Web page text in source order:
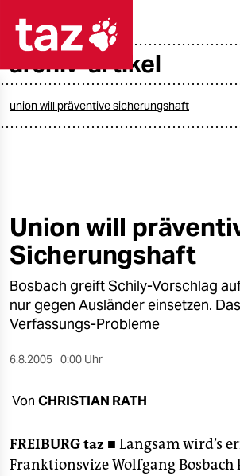
taz zahl ich
öko
gesellschaft
kultur
sport
berlin
nord
verlag
archiv-artikel
union will präventive sicherungshaft
Union will
Sicherungshaft
Bosbach greift Schily-Vorschlag
nur gegen Ausländer einsetzen.
Verfassungs-Probleme
6.8.2005 0:00 Uhr
Von CHRISTIAN RATH
FREIBURGtaz ■ Langsam wird’s
Franktionsvize Wolfgang Bosbach